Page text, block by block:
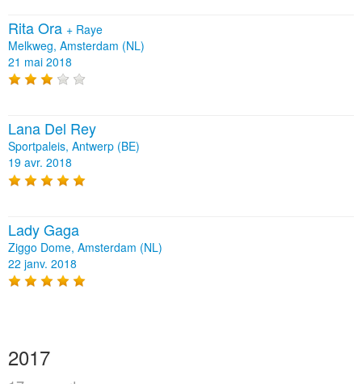
Rita Ora + Raye
Melkweg, Amsterdam (NL)
21 mai 2018
Lana Del Rey
Sportpaleis, Antwerp (BE)
19 avr. 2018
Lady Gaga
Ziggo Dome, Amsterdam (NL)
22 janv. 2018
2017